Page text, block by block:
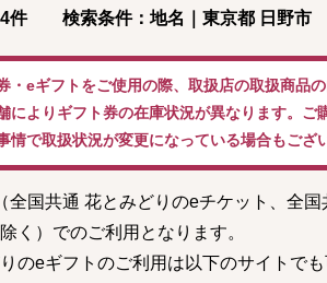
4件 検索条件：地名｜東京都 日野市
・eギフトをご使用の際、取扱店の取扱商品
によりギフト券の在庫状況が異なります。ご
情で取扱状況が変更になっている場合もござ
全国共通 花とみどりのeチケット、全
く）でのご利用となります。
のeギフトのご利用は以下のサイトでも